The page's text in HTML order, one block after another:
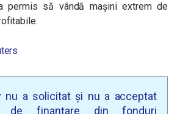
permis să vândă mașini extrem de
nu a solicitat și nu a acceptat
de finanțare din fonduri